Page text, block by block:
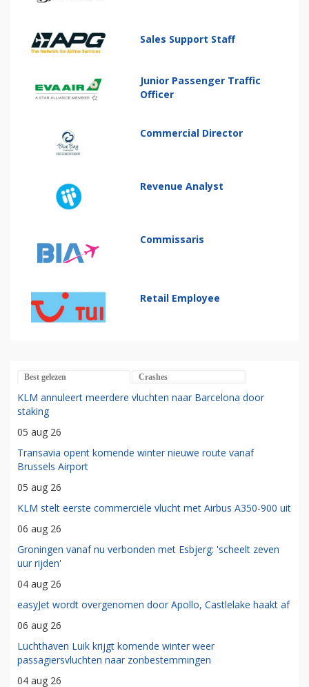
Sales Support Staff
Junior Passenger Traffic
Officer
Commercial Director
Revenue Analyst
Commissaris
Retail Employee
Best gelezen Crashes
KLM annuleert meerdere vluchten naar Barcelona door
staking
05 aug 26
Transavia opent komende winter nieuwe route vanaf
Brussels Airport
05 aug 26
KLM stelt eerste commerciële vlucht met Airbus A350-900 uit
06 aug 26
Groningen vanaf nu verbonden met Esbjerg: 'scheelt zeven
uur rijden'
04 aug 26
easyJet wordt overgenomen door Apollo, Castlelake haakt af
06 aug 26
Luchthaven Luik krijgt komende winter weer
passagiersvluchten naar zonbestemmingen
04 aug 26